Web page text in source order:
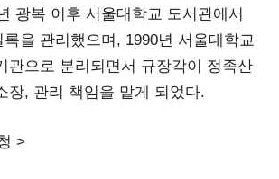
광복 이후 서울대학교 도서관에서
을 관리했으며, 1990년 서울대학교
관으로 분리되면서 규장각이 정족산
장, 관리 책임을 맡게 되었다.
>